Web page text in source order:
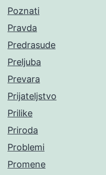
Poznati
Pravda
Predrasude
Preljuba
Prevara
Prijateljstvo
Prilike
Priroda
Problemi
Promene